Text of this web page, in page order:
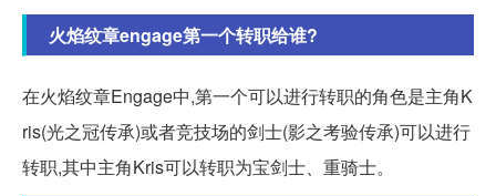
火焰纹章engage第一个转职给谁?
在火焰纹章Engage中,第一个可以进行转职的角色是主角K
ris(光之冠传承)或者竞技场的剑士(影之考验传承)可以进行
转职,其中主角Kris可以转职为宝剑士、重骑士。